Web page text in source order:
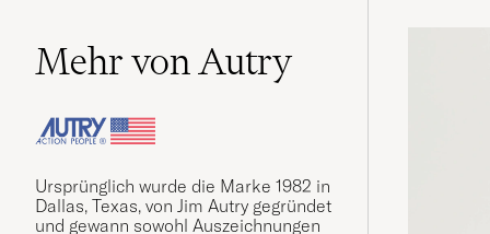
Mehr von Autry
Ursprünglich wurde die Marke 1982 in
Dallas, Texas, von Jim Autry gegründet
und gewann sowohl Auszeichnungen